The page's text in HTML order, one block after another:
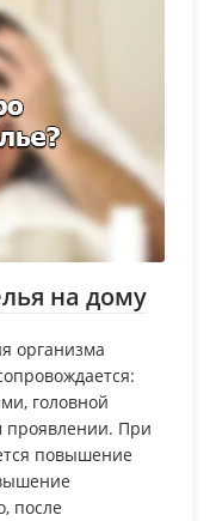
на дому
организма
головной
проявлении. При
повышение
после